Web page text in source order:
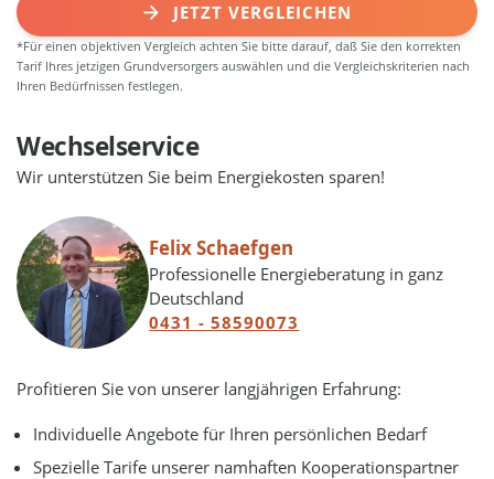
JETZT VERGLEICHEN
*Für einen objektiven Vergleich achten Sie bitte darauf, daß Sie den korrekten
Tarif Ihres jetzigen Grundversorgers auswählen und die Vergleichskriterien nach
Ihren Bedürfnissen festlegen.
Wechselservice
Wir unterstützen Sie beim Energiekosten sparen!
Felix Schaefgen
Professionelle Energieberatung in ganz
Deutschland
0431 - 58590073
Profitieren Sie von unserer langjährigen Erfahrung:
Individuelle Angebote für Ihren persönlichen Bedarf
Spezielle Tarife unserer namhaften Kooperationspartner